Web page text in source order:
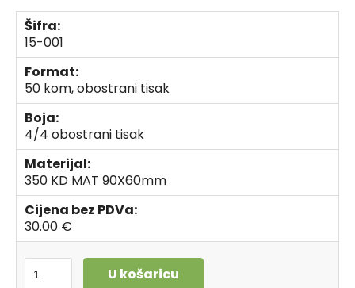
Šifra:
15-001
Format:
50 kom, obostrani tisak
Boja:
4/4 obostrani tisak
Materijal:
350 KD MAT 90X60mm
Cijena bez PDVa:
30.00 €
U košaricu